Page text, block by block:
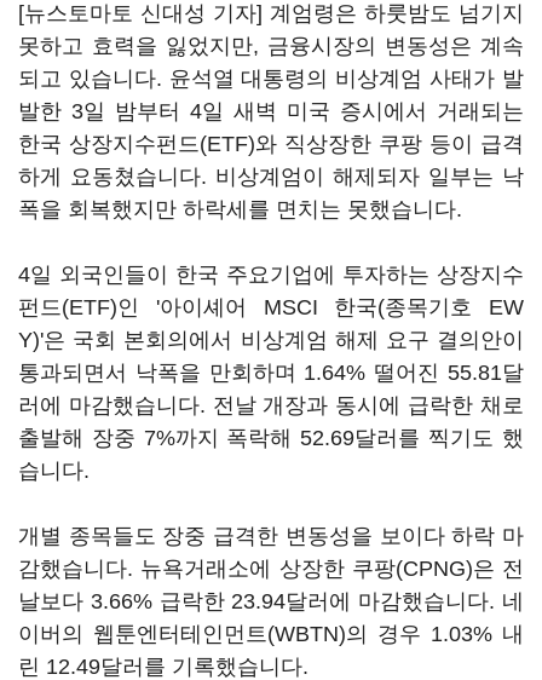
[뉴스토마토 신대성 기자] 계엄령은 하룻밤도 넘기지
못하고 효력을 잃었지만, 금융시장의 변동성은 계속
되고 있습니다. 윤석열 대통령의 비상계엄 사태가 발
발한 3일 밤부터 4일 새벽 미국 증시에서 거래되는
한국 상장지수펀드(ETF)와 직상장한 쿠팡 등이 급격
하게 요동쳤습니다. 비상계엄이 해제되자 일부는 낙
폭을 회복했지만 하락세를 면치는 못했습니다.
4일 외국인들이 한국 주요기업에 투자하는 상장지수
펀드(ETF)인 '아이셰어 MSCI 한국(종목기호 EW
Y)'은 국회 본회의에서 비상계엄 해제 요구 결의안이
통과되면서 낙폭을 만회하며 1.64% 떨어진 55.81달
러에 마감했습니다. 전날 개장과 동시에 급락한 채로
출발해 장중 7%까지 폭락해 52.69달러를 찍기도 했
습니다.
개별 종목들도 장중 급격한 변동성을 보이다 하락 마
감했습니다. 뉴욕거래소에 상장한 쿠팡(CPNG)은 전
날보다 3.66% 급락한 23.94달러에 마감했습니다. 네
이버의 웹툰엔터테인먼트(WBTN)의 경우 1.03% 내
린 12.49달러를 기록했습니다.